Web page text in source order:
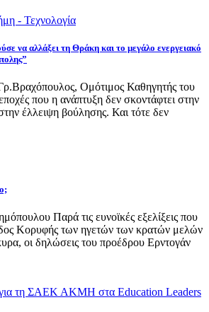
- Τεχνολογία
να αλλάξει τη Θράκη και το μεγάλο ενεργειακό
Ομότιμος Καθηγητής του
που η ανάπτυξη δεν σκοντάφτει στην
έλλειψη βούλησης. Και τότε δεν
Παρά τις ευνοϊκές εξελίξεις που
Κορυφής των ηγετών των κρατών μελών
οι δηλώσεις του προέδρου Ερντογάν
για τη ΣΑΕΚ ΑΚΜΗ στα Education Leaders